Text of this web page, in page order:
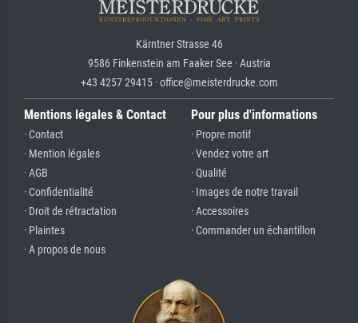
Kärntner Strasse 46
9586 Finkenstein am Faaker See · Austria
+43 4257 29415 · office@meisterdrucke.com
Mentions légales & Contact
· Contact
· Mention légales
· AGB
· Confidentialité
· Droit de rétractation
· Plaintes
· A propos de nous
Pour plus d'informations
· Propre motif
· Vendez votre art
· Qualité
· Images de notre travail
· Accessoires
· Commander un échantillon